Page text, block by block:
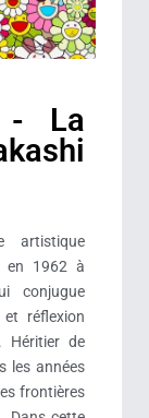
- La
artistique
en 1962 à
conjugue
réflexion
Héritier de
les années
frontières